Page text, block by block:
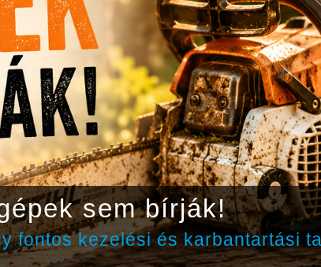
sem bírják!
fontos kezelési és karbantartási